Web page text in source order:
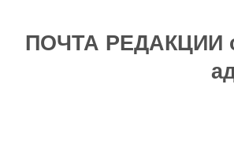
ПОЧТА РЕДАКЦИИ